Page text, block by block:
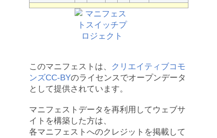
このマニフェストは、
クリエイティブコモ
ンズCC-BYのライセンスでオープンデータ
として提供されています。
マニフェストデータを再利用してウェブサ
イトを構築した方は、
各マニフェストへのクレジットを掲載して